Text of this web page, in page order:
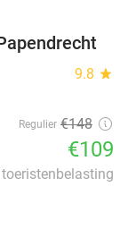
9.8 star
Regulier €148
€109